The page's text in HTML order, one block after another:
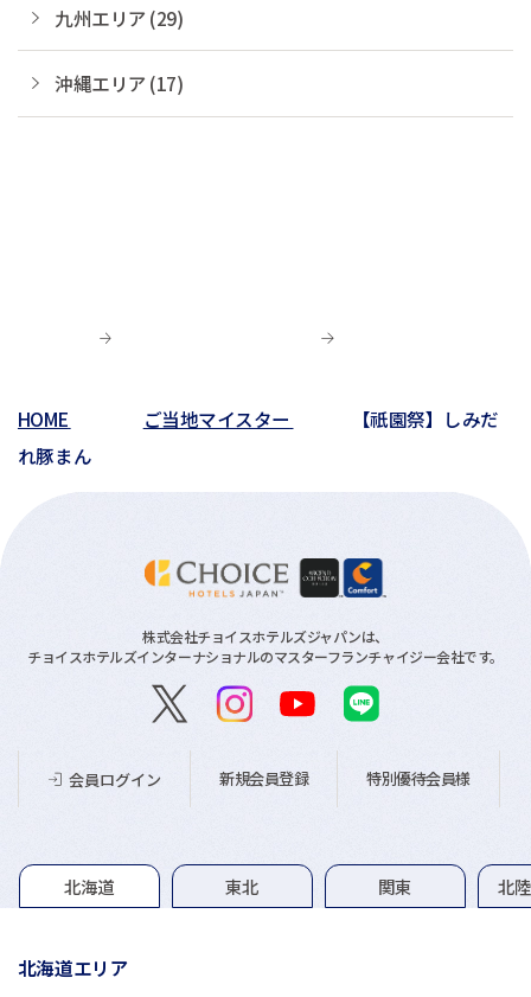
九州エリア (29)
沖縄エリア (17)
HOME ご当地マイスター
【祇園祭】しみだ
れ豚まん
株式会社チョイスホテルズジャパンは、
チョイスホテルズインターナショナルのマスターフランチャイジー会社です。
会員ログイン 新規会員登録 特別優待会員様
グループホテル一覧
北海道 東北 関東 北
北海道エリア